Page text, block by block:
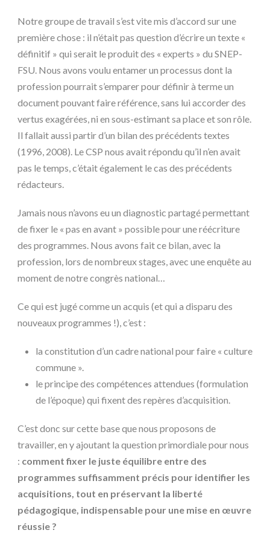
Notre groupe de travail s’est vite mis d’accord sur une
première chose : il n’était pas question d’écrire un texte «
définitif » qui serait le produit des « experts » du SNEP-
FSU. Nous avons voulu entamer un processus dont la
profession pourrait s’emparer pour définir à terme un
document pouvant faire référence, sans lui accorder des
vertus exagérées, ni en sous-estimant sa place et son rôle.
Il fallait aussi partir d’un bilan des précédents textes
(1996, 2008). Le CSP nous avait répondu qu’il n’en avait
pas le temps, c’était également le cas des précédents
rédacteurs.
Jamais nous n’avons eu un diagnostic partagé permettant
de fixer le « pas en avant » possible pour une réécriture
des programmes. Nous avons fait ce bilan, avec la
profession, lors de nombreux stages, avec une enquête au
moment de notre congrès national…
Ce qui est jugé comme un acquis (et qui a disparu des
nouveaux programmes !), c’est :
la constitution d’un cadre national pour faire « culture
commune ».
le principe des compétences attendues (formulation
de l’époque) qui fixent des repères d’acquisition.
C’est donc sur cette base que nous proposons de
travailler, en y ajoutant la question primordiale pour nous
: comment fixer le juste équilibre entre des
programmes suffisamment précis pour identifier les
acquisitions, tout en préservant la liberté
pédagogique, indispensable pour une mise en œuvre
réussie ?